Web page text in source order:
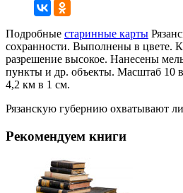
Подробные старинные карты
сохранности. Выполнены в цвете.
разрешение высокое. Нанесены
пункты и др. объекты. Масштаб 10
4,2 км в 1 см.
Рязанскую губернию охватывают
Рекомендуем книги